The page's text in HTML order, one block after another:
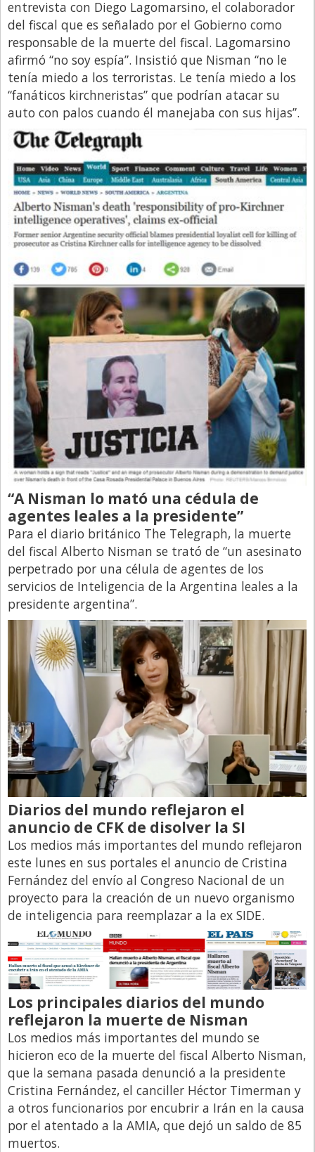
entrevista con Diego Lagomarsino, el colaborador
del fiscal que es señalado por el Gobierno como
responsable de la muerte del fiscal. Lagomarsino
afirmó “no soy espía”. Insistió que Nisman “no le
tenía miedo a los terroristas. Le tenía miedo a los
“fanáticos kirchneristas” que podrían atacar su
auto con palos cuando él manejaba con sus hijas”.
“A Nisman lo mató una cédula de
agentes leales a la presidente”
Para el diario británico The Telegraph, la muerte
del fiscal Alberto Nisman se trató de “un asesinato
perpetrado por una célula de agentes de los
servicios de Inteligencia de la Argentina leales a la
presidente argentina”.
Diarios del mundo reflejaron el
anuncio de CFK de disolver la SI
Los medios más importantes del mundo reflejaron
este lunes en sus portales el anuncio de Cristina
Fernández del envío al Congreso Nacional de un
proyecto para la creación de un nuevo organismo
de inteligencia para reemplazar a la ex SIDE.
Los principales diarios del mundo
reflejaron la muerte de Nisman
Los medios más importantes del mundo se
hicieron eco de la muerte del fiscal Alberto Nisman,
que la semana pasada denunció a la presidente
Cristina Fernández, el canciller Héctor Timerman y
a otros funcionarios por encubrir a Irán en la causa
por el atentado a la AMIA, que dejó un saldo de 85
muertos.